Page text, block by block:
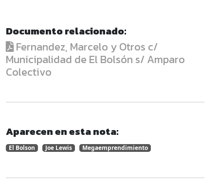
Documento relacionado:
Fernandez, Marcelo y Otros c/
Municipalidad de El Bolsón s/ Amparo
Colectivo
Aparecen en esta nota:
El Bolson Joe Lewis Megaemprendimiento